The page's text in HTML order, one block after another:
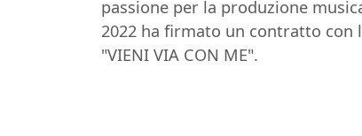
passione per la produzione
2022 ha firmato un contratto
"VIENI VIA CON ME".